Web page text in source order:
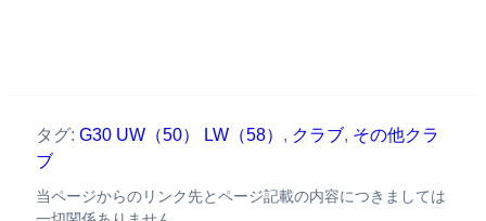
タグ: G30 UW（50） LW（58） , クラブ, その他クラ
ブ
当ページからのリンク先とページ記載の内容につきましては